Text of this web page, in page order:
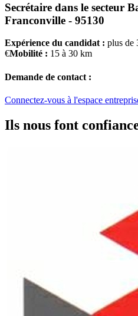
Secrétaire dans le secteur
Franconville - 95130
Expérience du candidat : plus de
€Mobilité : 15 à 30 km
Demande de contact :
Connectez-vous à l'espace
Ils nous font